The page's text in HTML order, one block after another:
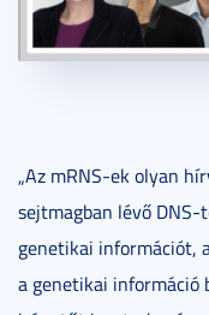
„Az mRNS-ek olyan
sejtmagban lévő
genetikai információt,
a genetikai információ